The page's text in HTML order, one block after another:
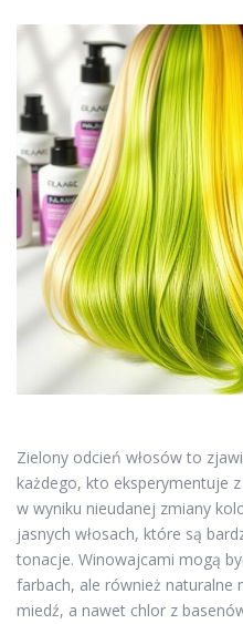
Zielony odcień włosów to
każdego, kto eksperymentuje
w wyniku nieudanej zmiany
jasnych włosach, które są
tonacje. Winowajcami mogą
farbach, ale również naturalne
miedź, a nawet chlor z